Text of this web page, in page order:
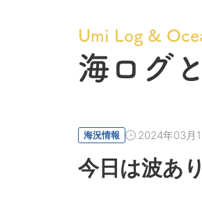
Umi Log &
海ログ
海況情報 2024年03月
今日は波あ